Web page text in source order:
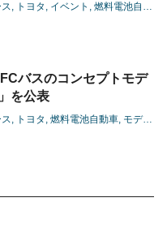
トヨタ イベント 燃料電池自動車
バスのコンセプトモデ
を公表
トヨタ 燃料電池自動車 モデル